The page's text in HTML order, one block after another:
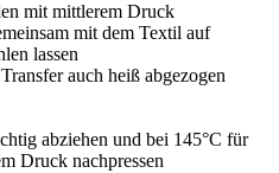
mit mittlerem Druck
mit dem Textil auf
lassen
auch heiß abgezogen
abziehen und bei 145°C für
Druck nachpressen